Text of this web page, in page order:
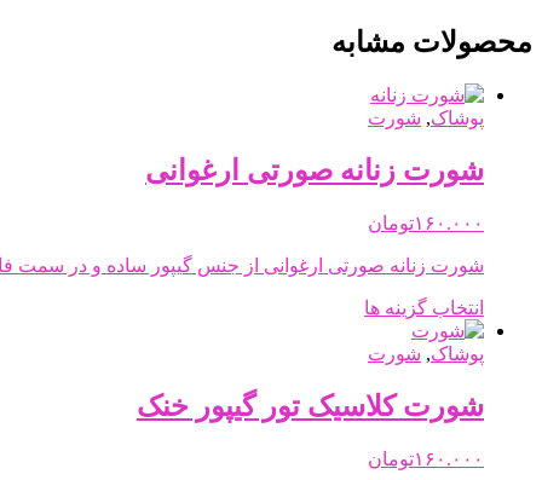
محصولات مشابه
پوشاک, شورت
شورت زنانه صورتی ارغوانی
۱۶۰.۰۰۰تومان
شورت زنانه صورتی ارغوانی از جنس گیپور ساده و در سمت
انتخاب گزینه ها
مختلفی
می
پوشاک, شورت
شورت کلاسیک تور گیپور خنک
۱۶۰.۰۰۰تومان